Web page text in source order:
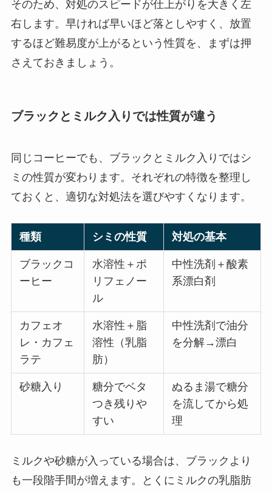
そのため、対処のスピードが仕上がりを大きく左
右します。早ければ早いほど落としやすく、放置
するほど難易度が上がるという性質を、まずは押
さえておきましょう。
ブラックとミルク入りでは性質が違う
同じコーヒーでも、ブラックとミルク入りではシ
ミの性質が変わります。それぞれの特徴を整理し
ておくと、適切な対処法を選びやすくなります。
種類 シミの性質 対処の基本
ブラックコ
ーヒー
水溶性＋ポ
リフェノー
ル
中性洗剤＋酸素
系漂白剤
カフェオ
レ・カフェ
ラテ
水溶性＋脂
溶性（乳脂
肪）
中性洗剤で油分
を分解→漂白
砂糖入り
糖分でベタ
つき残りや
すい
ぬるま湯で糖分
を流してから処
理
ミルクや砂糖が入っている場合は、ブラックより
も一段階手間が増えます。とくにミルクの乳脂肪